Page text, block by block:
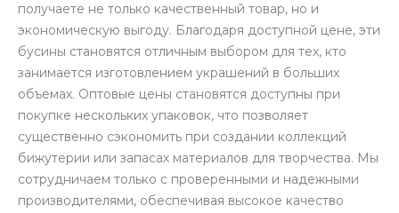
получаете не только качественный товар, но и
экономическую выгоду. Благодаря доступной цене, эти
бусины становятся отличным выбором для тех, кто
занимается изготовлением украшений в больших
объемах. Оптовые цены становятся доступны при
покупке нескольких упаковок, что позволяет
существенно сэкономить при создании коллекций
бижутерии или запасах материалов для творчества. Мы
сотрудничаем только с проверенными и надежными
производителями, обеспечивая высокое качество